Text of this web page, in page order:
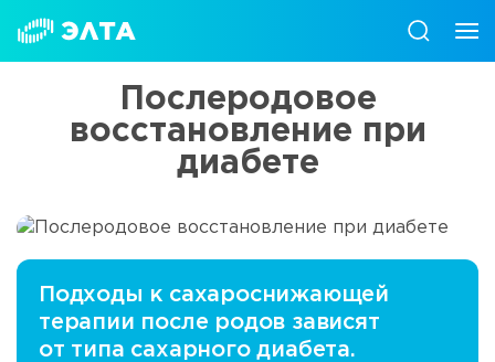
Послеродовое
восстановление при
диабете
Подходы к сахароснижающей
терапии после родов зависят
от типа сахарного диабета.